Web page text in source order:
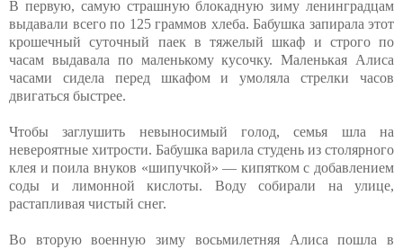
В первую, самую страшную блокадную зиму ленинградцам
выдавали всего по 125 граммов хлеба. Бабушка запирала этот
крошечный суточный паек в тяжелый шкаф и строго по
часам выдавала по маленькому кусочку. Маленькая Алиса
часами сидела перед шкафом и умоляла стрелки часов
двигаться быстрее.
Чтобы заглушить невыносимый голод, семья шла на
невероятные хитрости. Бабушка варила студень из столярного
клея и поила внуков «шипучкой» — кипятком с добавлением
соды и лимонной кислоты. Воду собирали на улице,
растапливая чистый снег.
Во вторую военную зиму восьмилетняя Алиса пошла в